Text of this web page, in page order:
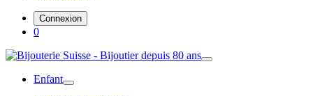
Connexion
0
Enfant